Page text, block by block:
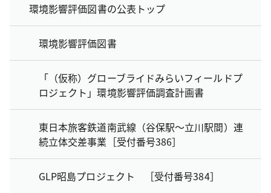
環境影響評価図書の公表トップ
環境影響評価図書
「（仮称）グローブライドみらいフィールドプ
ロジェクト」環境影響評価調査計画書
東日本旅客鉄道南武線（谷保駅～立川駅間）連
続立体交差事業［受付番号386］
GLP昭島プロジェクト ［受付番号384］